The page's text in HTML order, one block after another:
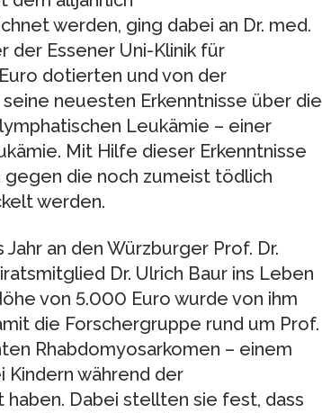
werden, ging dabei an Dr. med.
der Essener Uni-Klinik für
dotierten und von der
neuesten Erkenntnisse über die
Leukämie – einer
Mit Hilfe dieser Erkenntnisse
die noch zumeist tödlich
werden.
an den Würzburger Prof. Dr.
Dr. Ulrich Baur ins Leben
von 5.000 Euro wurde von ihm
die Forschergruppe rund um Prof.
Rhabdomyosarkomen – einem
während der
Dabei stellten sie fest, dass